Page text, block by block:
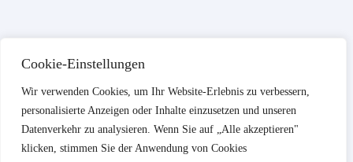
Cookie-Einstellungen
Wir verwenden Cookies, um Ihr Website-Erlebnis zu verbessern,
personalisierte Anzeigen oder Inhalte einzusetzen und unseren
Datenverkehr zu analysieren. Wenn Sie auf „Alle akzeptieren"
klicken, stimmen Sie der Anwendung von Cookies